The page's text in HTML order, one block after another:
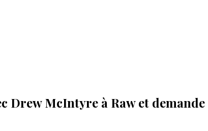
Drew McIntyre à Raw et